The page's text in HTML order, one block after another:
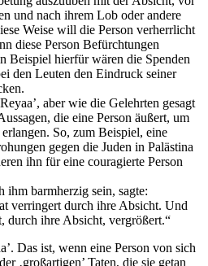
und nach ihrem Lob oder andere
Weise will die Person verherrlicht
diese Person Befürchtungen
Beispiel hierfür wären die Spenden
den Leuten den Eindruck seiner
aber wie die Gelehrten gesagt
die eine Person äußert, um
So, zum Beispiel, eine
gegen die Juden in Palästina
ihn für eine couragierte Person
barmherzig sein, sagte:
verringert durch ihre Absicht. Und
durch ihre Absicht, vergrößert.“
Das ist, wenn eine Person von sich
‚großartigen’ Taten, die sie getan